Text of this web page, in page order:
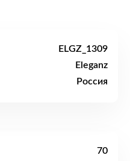
ELGZ_1309
Eleganz
Россия
70